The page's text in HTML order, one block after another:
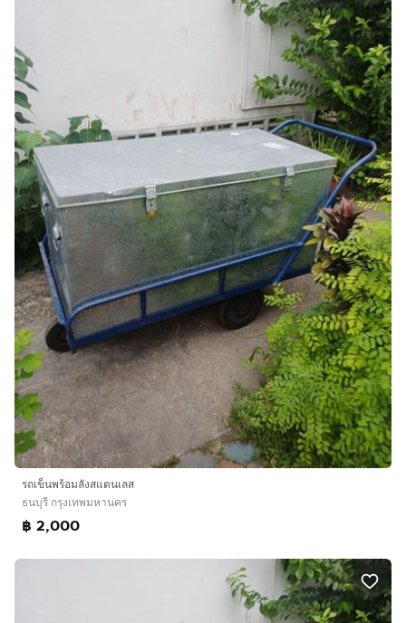
รถเข็นพร้อมลังสแตนเลส
ธนบุรี กรุงเทพมหานคร
฿ 2,000